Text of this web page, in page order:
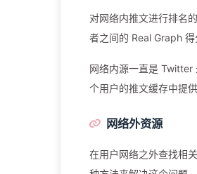
对网络内推文进行排名
者之间的 Real Graph 得
网络内源一直是 Twitter
个用户的推文缓存中提
网络外资源
在用户网络之外查找相